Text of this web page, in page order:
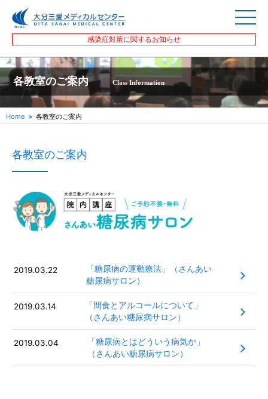
感染症対策に関するお知らせ
各教室のご案内 Class Information
Home 各教室のご案内
各教室のご案内
2019.03.22
「糖尿病の運動療法」（さんあい
糖尿病サロン）
2019.03.14
「間食とアルコールについて」
（さんあい糖尿病サロン）
2019.03.04
「糖尿病とはどういう病気か」
（さんあい糖尿病サロン）